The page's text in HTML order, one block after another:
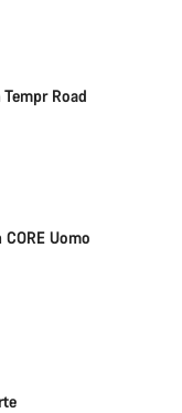
Road
Uomo